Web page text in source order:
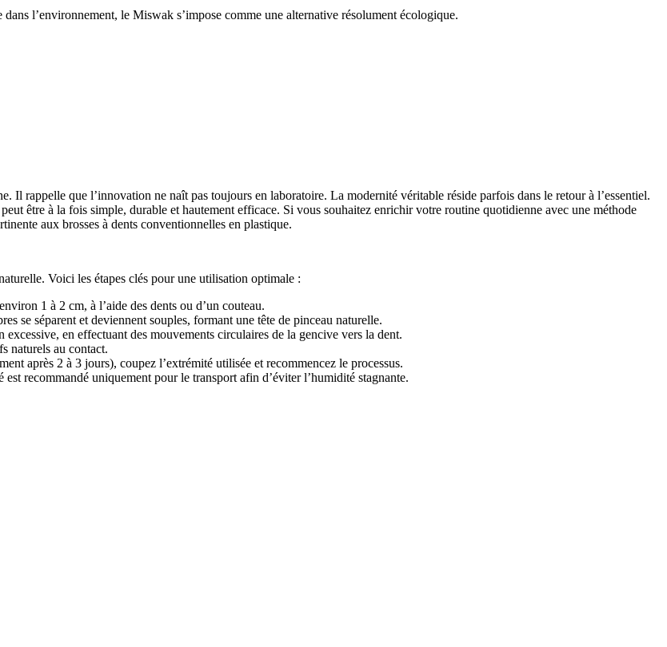
l’environnement, le Miswak s’impose comme une alternative résolument écologique.
Il rappelle que l’innovation ne naît pas toujours en laboratoire. La modernité véritable réside parfois dans le retour à l’essentiel.
être à la fois simple, durable et hautement efficace. Si vous souhaitez enrichir votre routine quotidienne avec une méthode
aux brosses à dents conventionnelles en plastique.
Voici les étapes clés pour une utilisation optimale :
1 à 2 cm, à l’aide des dents ou d’un couteau.
se séparent et deviennent souples, formant une tête de pinceau naturelle.
en effectuant des mouvements circulaires de la gencive vers la dent.
naturels au contact.
après 2 à 3 jours), coupez l’extrémité utilisée et recommencez le processus.
recommandé uniquement pour le transport afin d’éviter l’humidité stagnante.